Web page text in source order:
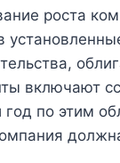
роста
включают
по этим